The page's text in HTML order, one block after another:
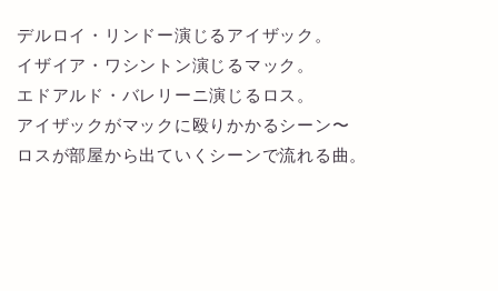
デルロイ・リンドー演じるアイザック。
イザイア・ワシントン演じるマック。
エドアルド・バレリーニ演じるロス。
アイザックがマックに殴りかかるシーン〜
ロスが部屋から出ていくシーンで流れる曲。